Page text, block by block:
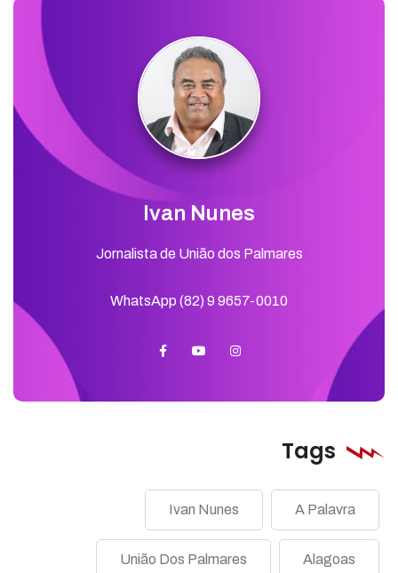
Ivan Nunes
Jornalista de União dos Palmares
WhatsApp (82) 9 9657-0010
Tags
Ivan Nunes A Palavra
União Dos Palmares Alagoas